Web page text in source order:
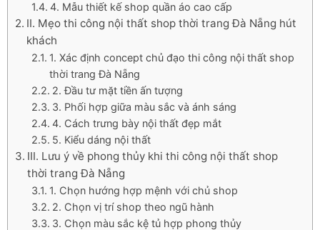
4. Mẫu thiết kế shop quần áo cao cấp
II. Mẹo thi công nội thất shop thời trang Đà Nẵng hút
khách
1. Xác định concept chủ đạo thi công nội thất shop
thời trang Đà Nẵng
2. Đầu tư mặt tiền ấn tượng
3. Phối hợp giữa màu sắc và ánh sáng
4. Cách trưng bày nội thất đẹp mắt
5. Kiểu dáng nội thất
III. Lưu ý về phong thủy khi thi công nội thất shop
thời trang Đà Nẵng
1. Chọn hướng hợp mệnh với chủ shop
2. Chọn vị trí shop theo ngũ hành
3. Chọn màu sắc kệ tủ hợp phong thủy